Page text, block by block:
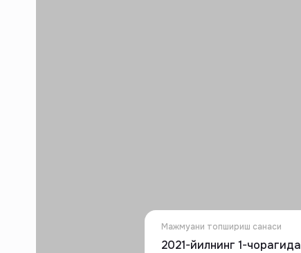
Мажмуани топшириш санаси
2021-йилнинг 1-чорагида